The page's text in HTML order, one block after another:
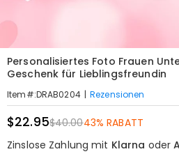
Personalisiertes Foto Frauen
Geschenk für Lieblingsfreundin
Item#:DRAB0204 | Rezensionen
$22.95$40.0043% RABATT
Zinslose Zahlung mit Klarna oder